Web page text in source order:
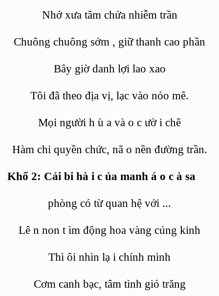
Nhớ xưa tâm chửa nhiễm trần
Chuông chuông sớm , giữ thanh cao phần
Bây giờ danh lợi lao xao
Tôi đã theo địa vị, lạc vào nỏo mê.
Mọi người h ù a và o c ườ i chê
Hàm chi quyền chức, nã o nền đường trần.
Khổ 2: Cái bi hà i c ủa manh á o c à sa
phòng có từ quan hệ với ...
Lê n non t ìm động hoa vàng cúng kinh
Thì ôi nhìn lạ i chính mình
Cơm canh bạc, tâm tình gió trăng